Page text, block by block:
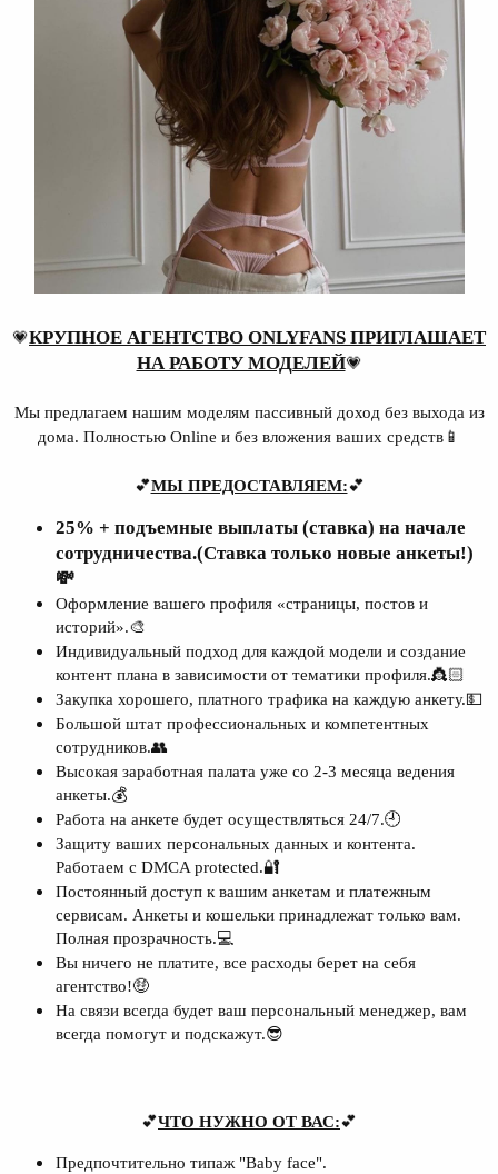
💗КРУПНОЕ АГЕНТСТВО ONLYFANS ПРИГЛАШАЕТ
НА РАБОТУ МОДЕЛЕЙ💗
Мы предлагаем нашим моделям пассивный доход без выхода из
дома. Полностью Online и без вложения ваших средств📱
💕МЫ ПРЕДОСТАВЛЯЕМ:💕
25% + подъемные выплаты (ставка) на начале
сотрудничества.(Ставка только новые анкеты!)
💸
Оформление вашего профиля «страницы, постов и
историй».🎨​
Индивидуальный подход для каждой модели и создание
контент плана в зависимости от тематики профиля.👸🏻​
Закупка хорошего, платного трафика на каждую анкету.💵​
Большой штат профессиональных и компетентных
сотрудников.👥​
Высокая заработная палата уже со 2-3 месяца ведения
анкеты.💰​
Работа на анкете будет осуществляться 24/7.🕘​
Защиту ваших персональных данных и контента.
Работаем с DMCA protected.🔐​
Постоянный доступ к вашим анкетам и платежным
сервисам. Анкеты и кошельки принадлежат только вам.
Полная прозрачность.💻​
Вы ничего не платите, все расходы берет на себя
агентство!🤑​
На связи всегда будет ваш персональный менеджер, вам
всегда помогут и подскажут.😎
💕ЧТО НУЖНО ОТ ВАС:💕
Предпочтительно типаж "Baby face".​